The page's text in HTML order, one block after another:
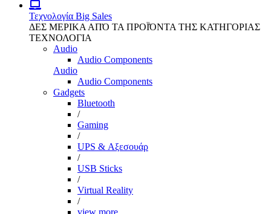
Τεχνολογία Big Sales
ΔΕΣ ΜΕΡΙΚΑ ΑΠΌ ΤΑ ΠΡΟΪΌΝΤΑ ΤΗΣ ΚΑΤΗΓΟΡΙΑΣ
ΤΕΧΝΟΛΟΓΙΑ
Audio
Audio Components
Audio
Audio Components
Gadgets
Bluetooth
/
Gaming
/
UPS & Αξεσουάρ
/
USB Sticks
/
Virtual Reality
/
view more